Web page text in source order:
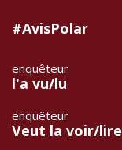
#AvisPolar
enquêteur
l'a vu/lu
enquêteur
Veut la voir/lire